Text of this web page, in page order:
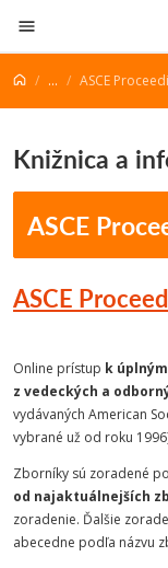
Prejsť na obsah
... ASCE
Knižnica a
ASCE
ASCE
Online prístup k
z vedeckých a
vydávaných American
vybrané už od roku
Zborníky sú zoradené
od najaktuálnejších
zoradenie. Ďalšie
abecedne podľa názvu